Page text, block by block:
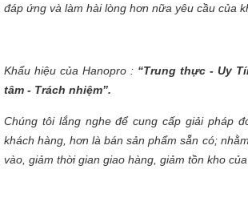
đáp ứng và làm hài lòng hơn nữa yêu cầu của
Khẩu hiệu của Hanopro : “Trung thực - Uy
tâm - Trách nhiệm”.
Chúng tôi lắng nghe để cung cấp giải pháp
khách hàng, hơn là bán sản phẩm sẵn có;
vào, giảm thời gian giao hàng, giảm tồn kho của